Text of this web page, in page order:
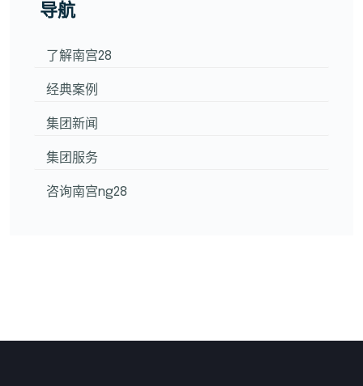
导航
了解南宫28
经典案例
集团新闻
集团服务
咨询南宫ng28